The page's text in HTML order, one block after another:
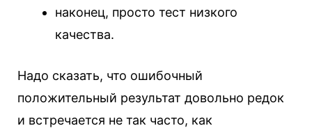
наконец, просто тест низкого
качества.
Надо сказать, что ошибочный
положительный результат довольно редок
и встречается не так часто, как